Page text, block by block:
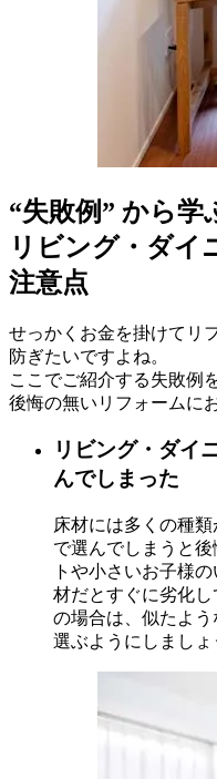
“失敗例” から学
リビング・ダイ
注意点
せっかくお金を掛けてリ
防ぎたいですよね。
ここでご紹介する失敗例
後悔の無いリフォームに
リビング・ダイ
んでしまった
床材には多くの種
で選んでしまうと
トや小さいお子様
材だとすぐに劣化
の場合は、似たよ
選ぶようにしましょ